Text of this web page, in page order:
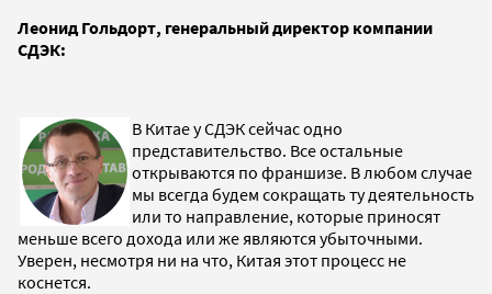
Леонид Гольдорт, генеральный директор компании
СДЭК:
В Китае у СДЭК сейчас одно
представительство. Все остальные
открываются по франшизе. В любом случае
мы всегда будем сокращать ту деятельность
или то направление, которые приносят
меньше всего дохода или же являются убыточными.
Уверен, несмотря ни на что, Китая этот процесс не
коснется.